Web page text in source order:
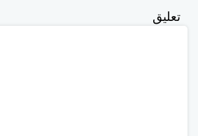
تعليق